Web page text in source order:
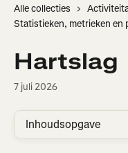
Alle collecties
Statistieken, metrieken en
Hartslag
7 juli 2026
Inhoudsopgave